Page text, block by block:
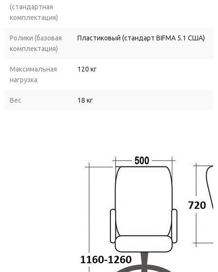
(стандартная
комплектация)
Ролики (базовая
комплектация)
Пластиковый (стандарт BIFMA 5.1 США)
Максимальная
нагрузка
120 кг
Вес 18 кг